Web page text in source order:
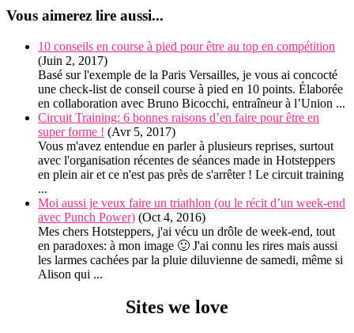
Vous aimerez lire aussi...
10 conseils en course à pied pour être au top en compétition
(Juin 2, 2017)
Basé sur l'exemple de la Paris Versailles, je vous ai concocté
une check-list de conseil course à pied en 10 points. Élaborée
en collaboration avec Bruno Bicocchi, entraîneur à l’Union ...
Circuit Training: 6 bonnes raisons d’en faire pour être en
super forme ! (Avr 5, 2017)
Vous m'avez entendue en parler à plusieurs reprises, surtout
avec l'organisation récentes de séances made in Hotsteppers
en plein air et ce n'est pas près de s'arrêter ! Le circuit training
...
Moi aussi je veux faire un triathlon (ou le récit d’un week-end
avec Punch Power) (Oct 4, 2016)
Mes chers Hotsteppers, j'ai vécu un drôle de week-end, tout
en paradoxes: à mon image 🙂 J'ai connu les rires mais aussi
les larmes cachées par la pluie diluvienne de samedi, même si
Alison qui ...
Sites we love